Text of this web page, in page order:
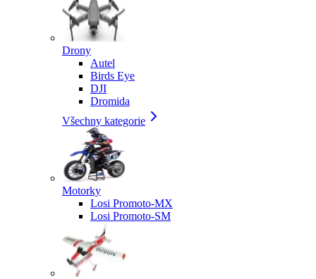
Drony
Autel
Birds Eye
DJI
Dromida
Všechny kategorie
Motorky
Losi Promoto-MX
Losi Promoto-SM